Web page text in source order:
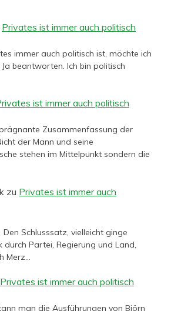
Privates ist immer auch politisch
immer auch politisch ist, möchte ich
beantworten. Ich bin politisch
ist immer auch politisch
Zusammenfassung der
der Mann und seine
stehen im Mittelpunkt sondern die
zu Privates ist immer auch
Den Schlusssatz, vielleicht ginge
durch Partei, Regierung und Land,
Merz…
Privates ist immer auch politisch
man die Ausführungen von Björn